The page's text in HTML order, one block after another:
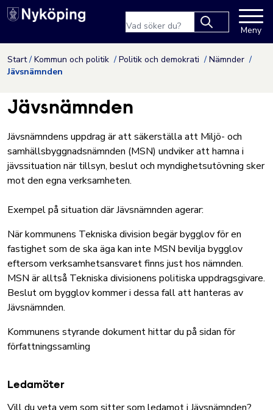
Hoppa till innehåll
Nyköpings kommuns
results.
Meny
Start Kommun och politik Politik och demokrati
Nämnder
Jävsnämnden
Jävsnämnden
Jävsnämndens uppdrag är att säkerställa att Miljö- och
samhällsbyggnadsnämnden (MSN) undviker att hamna i
jävssituation när tillsyn, beslut och myndighetsutövning sker
mot den egna verksamheten.
Exempel på situation där Jävsnämnden agerar:
När kommunens Tekniska division begär bygglov för en
fastighet som de ska äga kan inte MSN bevilja bygglov
eftersom verksamhetsansvaret finns just hos nämnden.
MSN är alltså Tekniska divisionens politiska uppdragsgivare.
Beslut om bygglov kommer i dessa fall att hanteras av
Jävsnämnden.
Kommunens styrande dokument hittar du på sidan för
författningssamling
Ledamöter